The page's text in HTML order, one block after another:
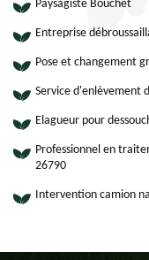
Paysagiste Bouchet
Entreprise
Pose et changement
Service d'enlèvement
Elagueur pour
Professionnel en
26790
Intervention camion